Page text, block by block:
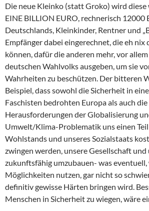
Die neue Kleinko (statt Groko) wird
EINE BILLION EURO, rechnerisch
Deutschlands, Kleinkinder, Rentner und
Empfänger dabei eingerechnet, die eh nix
können, dafür die anderen mehr, vor
deutschen Wahlvolks ausgeben, um sie
Wahrheiten zu beschützen. Der bitteren
Beispiel, dass sowohl die Sicherheit in
Faschisten bedrohten Europa als auch
Herausforderungen der Globalisierung
Umwelt/Klima-Problematik uns einen
Wohlstands und unseres Sozialstaats
zwingen werden, unsere Gesellschaft
zukunftsfähig umzubauen- was
Möglichkeiten nutzen, gar nicht so
definitiv gewisse Härten bringen wird.
Menschen in Sicherheit zu wiegen, wäre